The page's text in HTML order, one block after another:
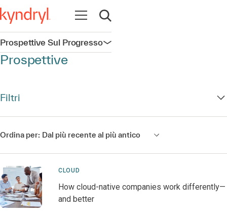
Apri la navigazione
Apri ricerca
Prospettive Sul ProgressoApri la navigazione
Prospettive
Filtri
Ordina per: Dal più recente al più antico
CLOUD
How cloud-native companies work differently—
and better